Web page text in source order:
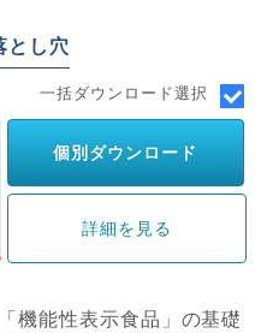
とし穴
一括ダウンロード選択
個別ダウンロード
詳細を見る
機能性表示食品」の基礎